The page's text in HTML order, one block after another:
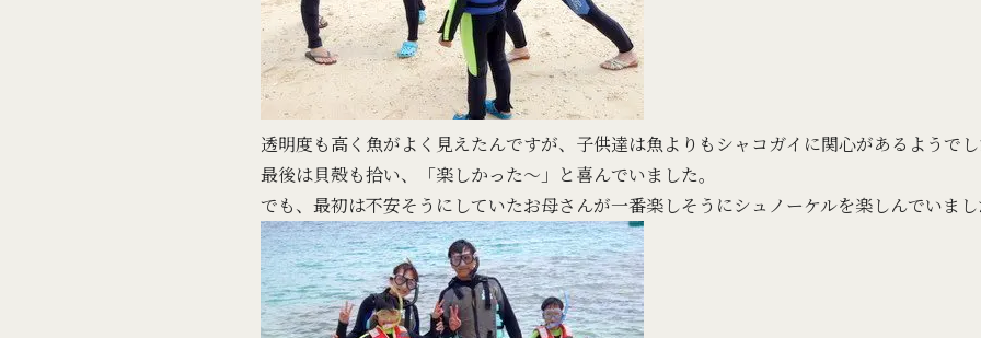
透明度も高く魚がよく見えたんですが、子供達は魚よりもシャコガイに関心があるようで
最後は貝殻も拾い、「楽しかった～」と喜んでいました。
でも、最初は不安そうにしていたお母さんが一番楽しそうにシュノーケルを楽しんでいま